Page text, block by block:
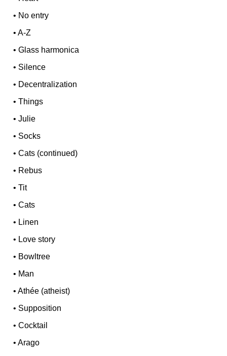
• No entry
•A-Z
•Glass harmonica
• Silence
• Decentralization
•Things
•Julie
• Socks
•Cats (continued)
• Rebus
•Tit
•Cats
• Linen
• Love story
• Bowltree
• Man
•Athée (atheist)
• Supposition
•Cocktail
•Arago